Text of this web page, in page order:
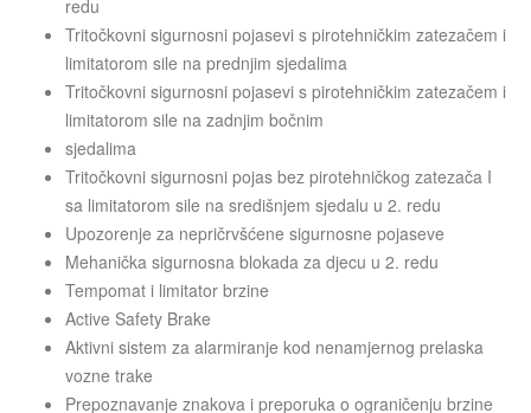
redu
Tritočkovni sigurnosni pojasevi s pirotehničkim zatezačem i
limitatorom sile na prednjim sjedalima
Tritočkovni sigurnosni pojasevi s pirotehničkim zatezačem i
limitatorom sile na zadnjim bočnim
sjedalima
Tritočkovni sigurnosni pojas bez pirotehničkog zatezača I
sa limitatorom sile na središnjem sjedalu u 2. redu
Upozorenje za nepričrvšćene sigurnosne pojaseve
Mehanička sigurnosna blokada za djecu u 2. redu
Tempomat i limitator brzine
Active Safety Brake
Aktivni sistem za alarmiranje kod nenamjernog prelaska
vozne trake
Prepoznavanje znakova i preporuka o ograničenju brzine